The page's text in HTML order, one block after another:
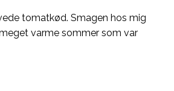
tomatkød. Smagen hos mig
varme sommer som var